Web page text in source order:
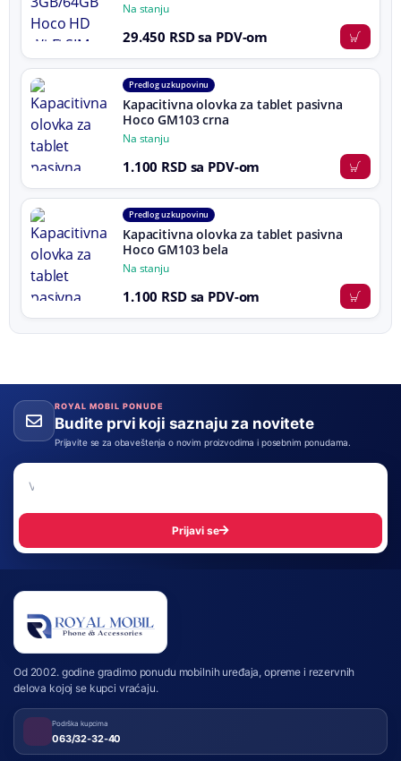
Na stanju
29.450 RSD sa PDV-om
Predlog uz kupovinu
Kapacitivna olovka za tablet pasivna
Hoco GM103 crna
Na stanju
1.100 RSD sa PDV-om
Predlog uz kupovinu
Kapacitivna olovka za tablet pasivna
Hoco GM103 bela
Na stanju
1.100 RSD sa PDV-om
ROYAL MOBIL PONUDE
Budite prvi koji saznaju za novitete
Prijavite se za obaveštenja o novim proizvodima i posebnim ponudama.
Email adresa
Prijavi se
Royal Mobil
Od 2002. godine gradimo ponudu mobilnih uređaja, opreme i rezervnih
delova kojoj se kupci vraćaju.
Podrška kupcima
063/32-32-40